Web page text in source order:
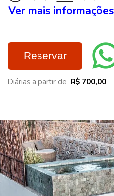
Ver mais informações
Reservar
Diárias a partir de R$ 700,00